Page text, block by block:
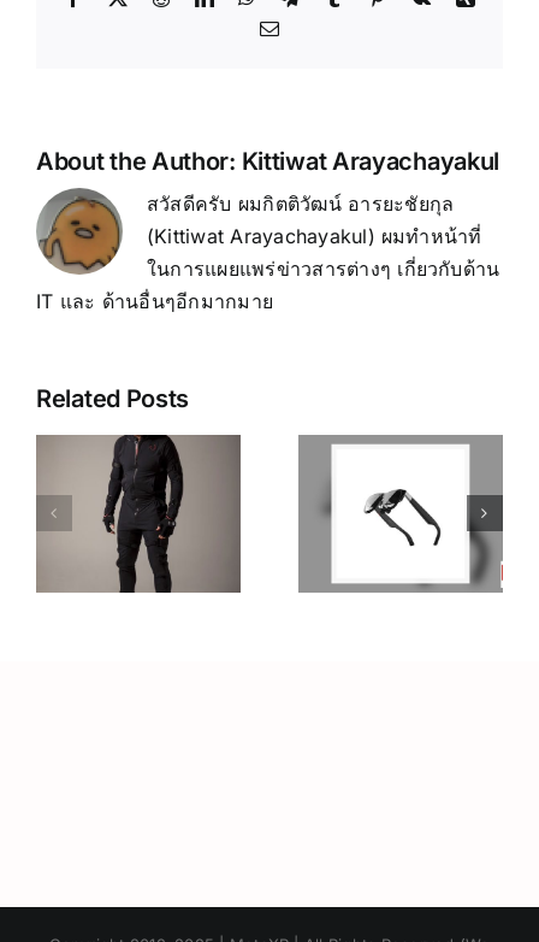
Email
About the Author: Kittiwat Arayachayakul
สวัสดีครับ ผมกิตติวัฒน์ อารยะชัยกุล
(Kittiwat Arayachayakul) ผมทำหน้าที่
ในการแผยแพร่ข่าวสารต่างๆ เกี่ยวกับด้าน
IT และ ด้านอื่นๆอีกมากมาย
Related Posts
รีวิวแว่น XR
รุ่นใหม่:การ
อัปเกรดที่
เหนือกว่า
Metaverse:
โอกาสทองที่
คุณเตรียมตัว